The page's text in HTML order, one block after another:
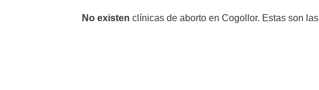
No existen clínicas de aborto en Cogollor. Estas son las